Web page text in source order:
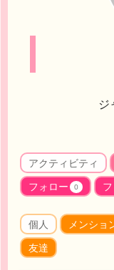
ジ
アクティビティ
フォロー 0
個人 メンショ
友達